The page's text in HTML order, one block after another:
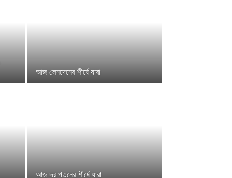
আজ লেনদেনের শীর্ষে যারা
আজ দর পতনের শীর্ষে যারা